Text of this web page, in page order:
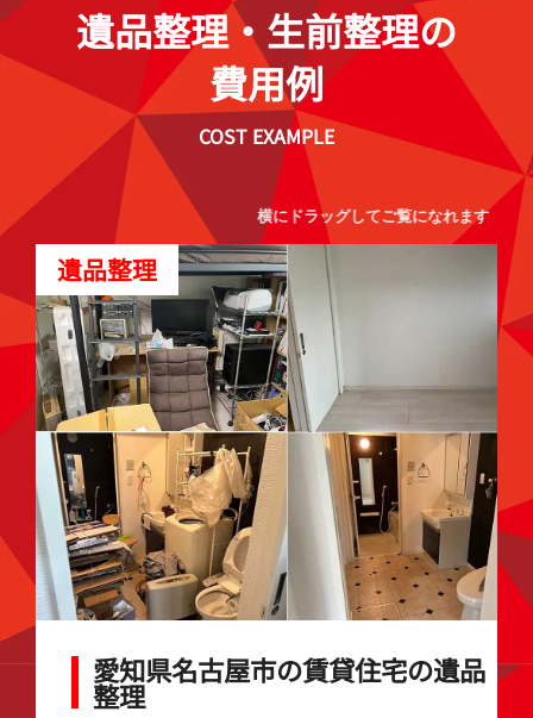
遺品整理・生前整理の
費用例
COST EXAMPLE
横にドラッグしてご覧になれます
遺品整理
愛知県名古屋市の賃貸住宅の遺品
整理